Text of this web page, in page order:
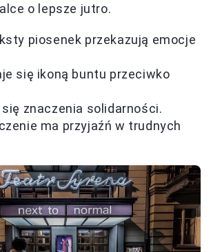
o lepsze jutro.
piosenek przekazują emocje
się ikoną buntu przeciwko
znaczenia solidarności.
ma przyjaźń w trudnych